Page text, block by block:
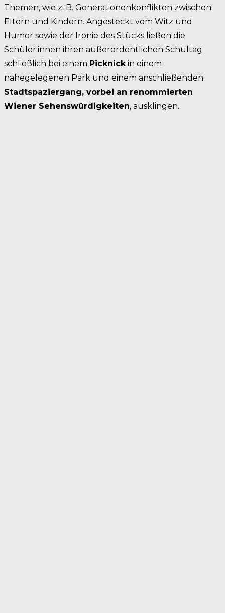
Themen, wie z. B. Generationenkonflikten zwischen
Eltern und Kindern. Angesteckt vom Witz und
Humor sowie der Ironie des Stücks ließen die
Schüler:innen ihren außerordentlichen Schultag
schließlich bei einem Picknickin einem
nahegelegenen Park und einem anschließenden
Stadtspaziergang, vorbei an renommierten
Wiener Sehenswürdigkeiten, ausklingen.